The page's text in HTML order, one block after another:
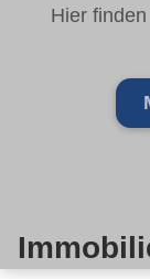
Hier